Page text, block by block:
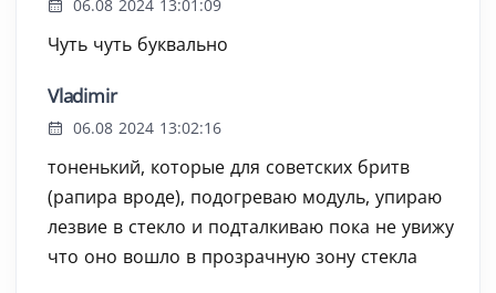
06.08 2024 13:01:09
Чуть чуть буквально
Vladimir
06.08 2024 13:02:16
тоненький, которые для советских бритв
(рапира вроде), подогреваю модуль, упираю
лезвие в стекло и подталкиваю пока не увижу
что оно вошло в прозрачную зону стекла